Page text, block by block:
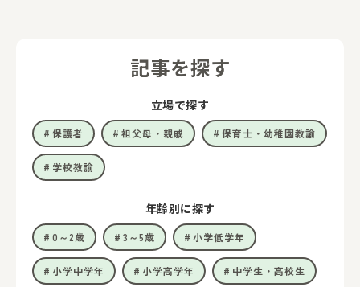
記事を探す
立場で探す
保護者 祖父母・親戚 保育士・幼稚園教諭
学校教諭
年齢別に探す
0～2歳 3～5歳 小学低学年
小学中学年 小学高学年 中学生・高校生